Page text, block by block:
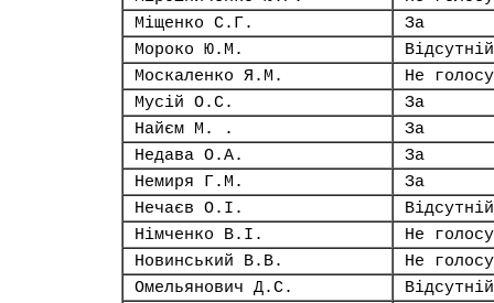
Міщенко С.Г.
За
Мороко Ю.М.
Відсутній
Москаленко Я.М.
Не
Мусій О.С.
За
Найєм М. .
За
Недава О.А.
За
Немиря Г.М.
За
Нечаєв О.І.
Відсутній
Німченко В.І.
Не
Новинський В.В.
Не
Омельянович Д.С.
Відсутній